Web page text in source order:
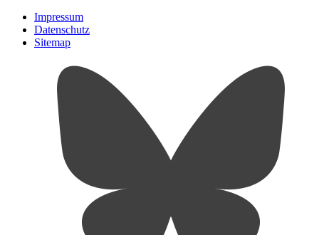
Impressum
Datenschutz
Sitemap